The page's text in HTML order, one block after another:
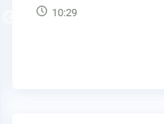
Previous
10:29